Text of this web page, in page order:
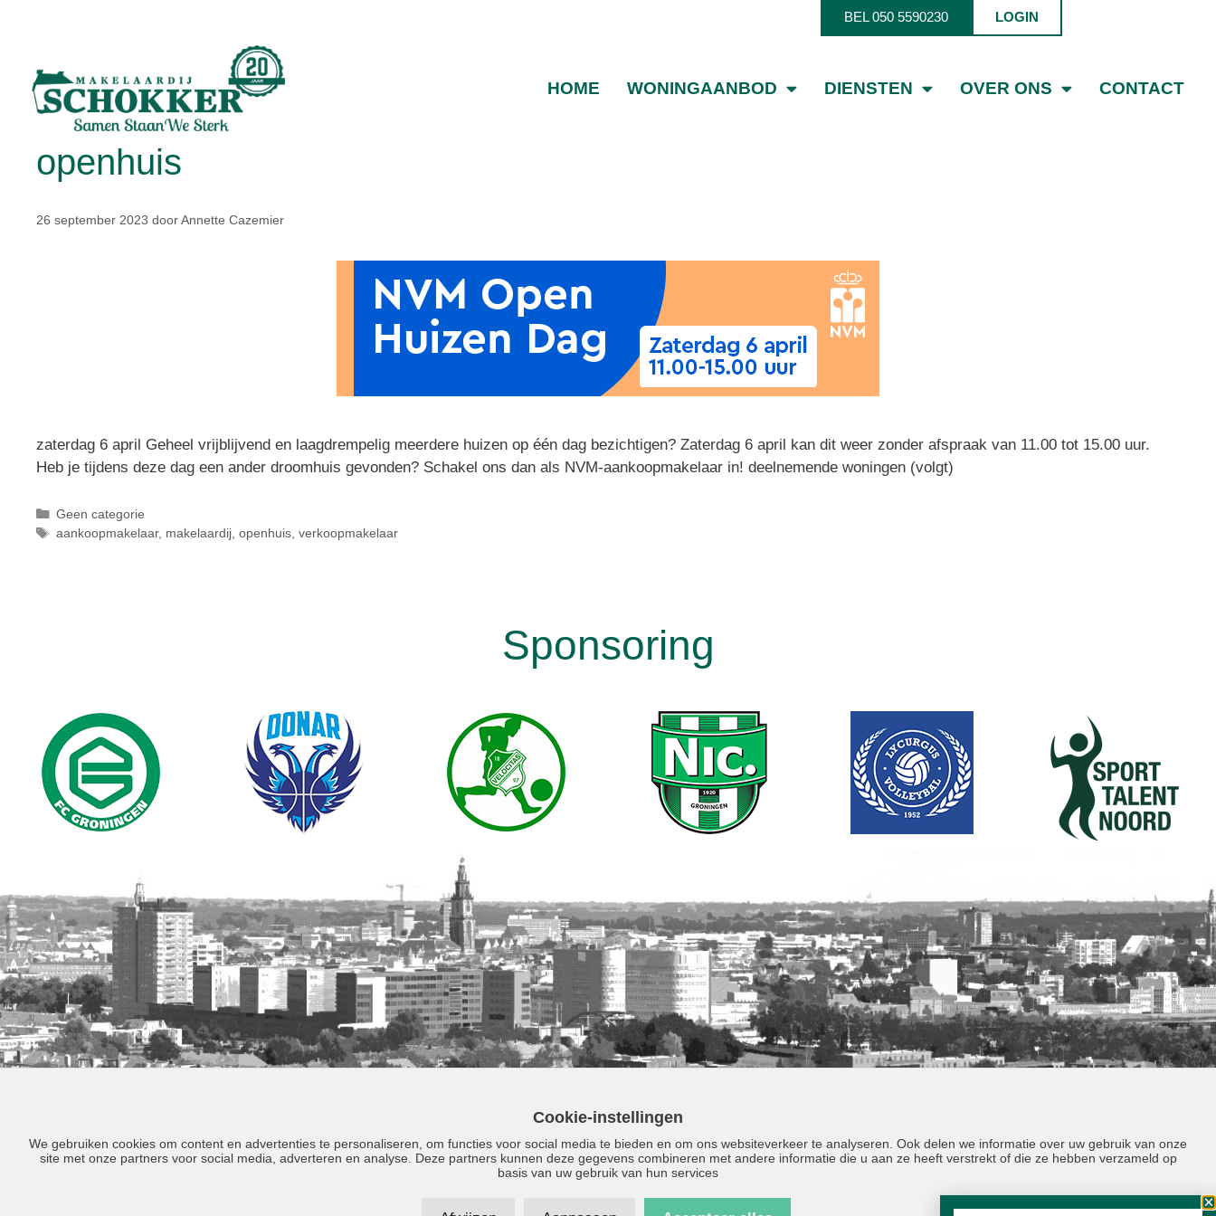
BEL 050 5590230 LOGIN
HOME WONINGAANBOD DIENSTEN OVER ONS CONTACT
openhuis
26 september 2023 doorAnnette Cazemier
zaterdag 6 april Geheel vrijblijvend en laagdrempelig meerdere huizen op één dag bezichtigen? Zaterdag 6 april kan dit weer zonder afspraak van 11.00 tot 15.00 uur.
Heb je tijdens deze dag een ander droomhuis gevonden? Schakel ons dan als NVM-aankoopmakelaar in! deelnemende woningen (volgt)
Geen categorie
aankoopmakelaar, makelaardij, openhuis, verkoopmakelaar
Sponsoring
Cookie-instellingen
We gebruiken cookies om content en advertenties te personaliseren, om functies voor social media te bieden en om ons websiteverkeer te analyseren. Ook delen we informatie over uw gebruik van onze
site met onze partners voor social media, adverteren en analyse. Deze partners kunnen deze gegevens combineren met andere informatie die u aan ze heeft verstrekt of die ze hebben verzameld op
basis van uw gebruik van hun services